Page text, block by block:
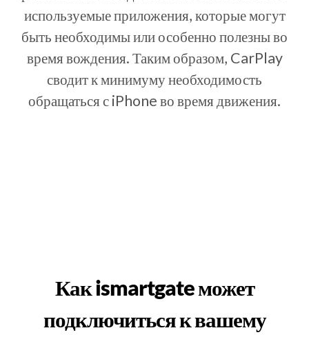
используемые приложения, которые могут
быть необходимы или особенно полезны во
время вождения. Таким образом, CarPlay
сводит к минимуму необходимость
обращаться с iPhone во время движения.
Как ismartgate может
подключиться к вашему